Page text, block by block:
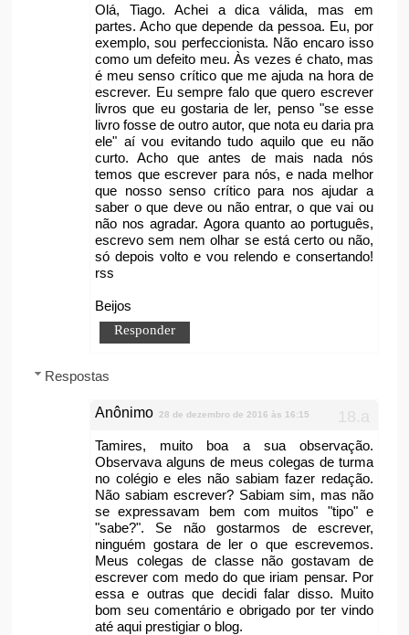
Olá, Tiago. Achei a dica válida, mas em
partes. Acho que depende da pessoa. Eu, por
exemplo, sou perfeccionista. Não encaro isso
como um defeito meu. Às vezes é chato, mas
é meu senso crítico que me ajuda na hora de
escrever. Eu sempre falo que quero escrever
livros que eu gostaria de ler, penso "se esse
livro fosse de outro autor, que nota eu daria pra
ele" aí vou evitando tudo aquilo que eu não
curto. Acho que antes de mais nada nós
temos que escrever para nós, e nada melhor
que nosso senso crítico para nos ajudar a
saber o que deve ou não entrar, o que vai ou
não nos agradar. Agora quanto ao português,
escrevo sem nem olhar se está certo ou não,
só depois volto e vou relendo e consertando!
rss
Beijos
Responder
Respostas
Anônimo 28 de dezembro de 2016 às 16:15
Tamires, muito boa a sua observação.
Observava alguns de meus colegas de turma
no colégio e eles não sabiam fazer redação.
Não sabiam escrever? Sabiam sim, mas não
se expressavam bem com muitos "tipo" e
"sabe?". Se não gostarmos de escrever,
ninguém gostara de ler o que escrevemos.
Meus colegas de classe não gostavam de
escrever com medo do que iriam pensar. Por
essa e outras que decidi falar disso. Muito
bom seu comentário e obrigado por ter vindo
até aqui prestigiar o blog.